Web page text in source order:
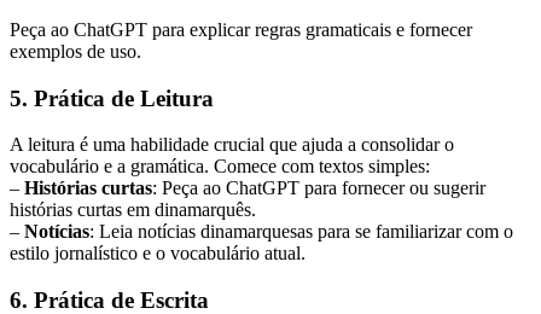
Peça ao ChatGPT para explicar regras gramaticais e fornecer
exemplos de uso.
5. Prática de Leitura
A leitura é uma habilidade crucial que ajuda a consolidar o
vocabulário e a gramática. Comece com textos simples:
– Histórias curtas: Peça ao ChatGPT para fornecer ou sugerir
histórias curtas em dinamarquês.
– Notícias: Leia notícias dinamarquesas para se familiarizar com o
estilo jornalístico e o vocabulário atual.
6. Prática de Escrita